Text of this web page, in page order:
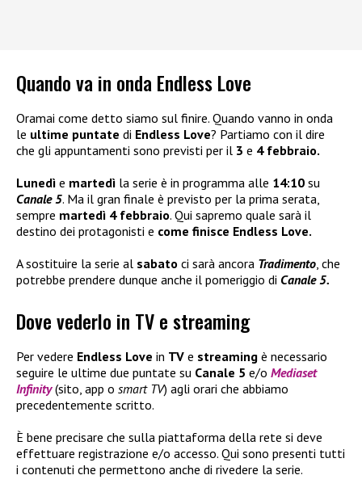
Quando va in onda Endless Love
Oramai come detto siamo sul finire. Quando vanno in onda
le ultime puntate di Endless Love? Partiamo con il dire
che gli appuntamenti sono previsti per il 3 e 4 febbraio.
Lunedì e martedì la serie è in programma alle 14:10 su
Canale 5. Ma il gran finale è previsto per la prima serata,
sempre martedì 4 febbraio. Qui sapremo quale sarà il
destino dei protagonisti e come finisce Endless Love.
A sostituire la serie al sabato ci sarà ancora Tradimento, che
potrebbe prendere dunque anche il pomeriggio di Canale 5.
Dove vederlo in TV e streaming
Per vedere Endless Love in TV e streaming è necessario
seguire le ultime due puntate su Canale 5 e/o Mediaset
Infinity(sito, app o smart TV) agli orari che abbiamo
precedentemente scritto.
È bene precisare che sulla piattaforma della rete si deve
effettuare registrazione e/o accesso. Qui sono presenti tutti
i contenuti che permettono anche di rivedere la serie.